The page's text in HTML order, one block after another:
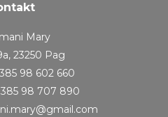
Mary
23250 Pag
98 602 660
98 707 890